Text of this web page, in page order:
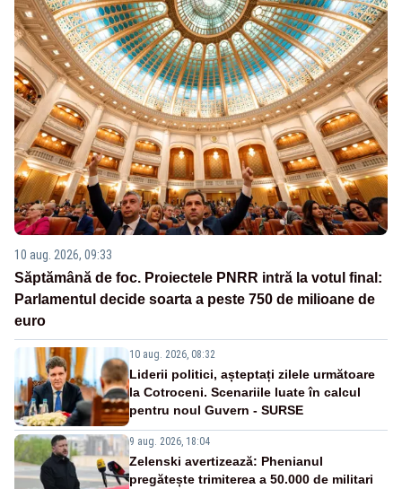
10 aug. 2026, 09:33
Săptămână de foc. Proiectele PNRR intră la votul final:
Parlamentul decide soarta a peste 750 de milioane de
euro
10 aug. 2026, 08:32
Liderii politici, așteptați zilele următoare
la Cotroceni. Scenariile luate în calcul
pentru noul Guvern - SURSE
9 aug. 2026, 18:04
Zelenski avertizează: Phenianul
pregătește trimiterea a 50.000 de militari